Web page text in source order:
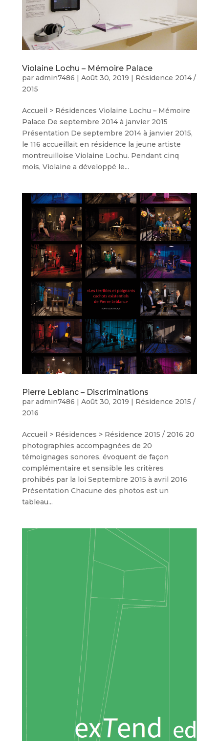
Violaine Lochu – Mémoire Palace
par admin7486 Août 30, 2019
Résidence 2014 /
2015
Accueil > Résidences Violaine Lochu – Mémoire
Palace De septembre 2014 à janvier 2015
Présentation De septembre 2014 à janvier 2015,
le 116 accueillait en résidence la jeune artiste
montreuilloise Violaine Lochu. Pendant cinq
mois, Violaine a développé le...
Pierre Leblanc – Discriminations
par admin7486 | Août 30, 2019 | Résidence 2015 /
2016
Accueil > Résidences > Résidence 2015 / 2016 20
photographies accompagnées de 20
témoignages sonores, évoquent de façon
complémentaire et sensible les critères
prohibés par la loi Septembre 2015 à avril 2016
Présentation Chacune des photos est un
tableau...